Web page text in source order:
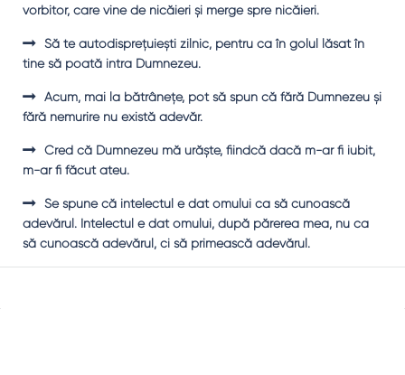
vorbitor, care vine de nicăieri şi merge spre nicăieri.
Să te autodispreţuieşti zilnic, pentru ca în golul lăsat în
tine să poată intra Dumnezeu.
Acum, mai la bătrâneţe, pot să spun că fără Dumnezeu şi
fără nemurire nu există adevăr.
Cred că Dumnezeu mă urăşte, fiindcă dacă m-ar fi iubit,
m-ar fi făcut ateu.
Se spune că intelectul e dat omului ca să cunoască
adevărul. Intelectul e dat omului, după părerea mea, nu ca
să cunoască adevărul, ci să primească adevărul.